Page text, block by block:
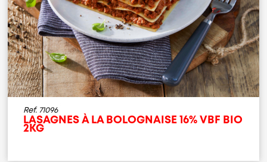
Ref. 71096
LASAGNES À LA BOLOGNAISE 16% VBF BIO
2KG